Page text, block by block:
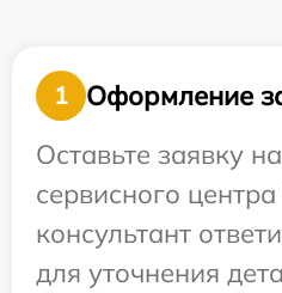
1
Оформление
Оставьте заявку
сервисного
консультант
для уточнения